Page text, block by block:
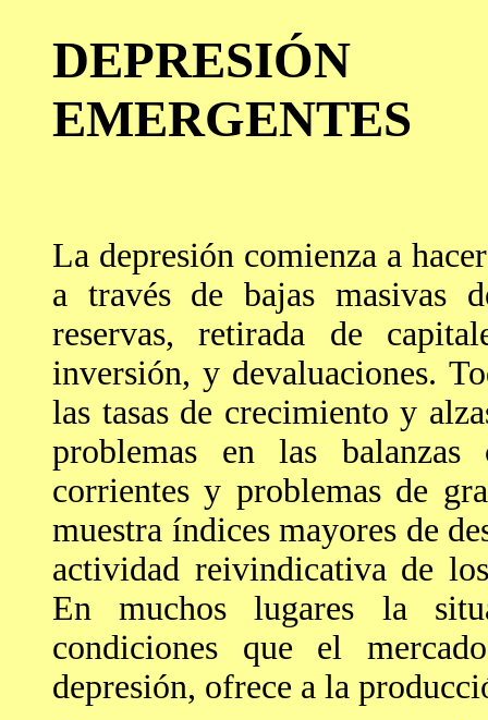
EMERGENTES
La depresión comienza a
a través de bajas masivas
reservas, retirada de
inversión, y devaluaciones.
las tasas de crecimiento y
problemas en las
corrientes y problemas de
muestra índices mayores de
actividad reivindicativa de
En muchos lugares la
condiciones que el
depresión, ofrece a la